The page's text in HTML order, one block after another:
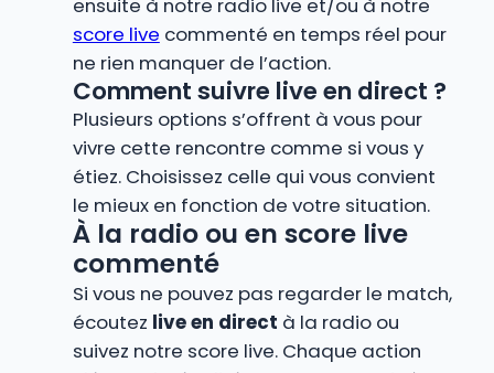
score live commenté en temps réel pour
ne rien manquer de l’action.
Comment suivre live en direct ?
Plusieurs options s’offrent à vous pour
vivre cette rencontre comme si vous y
étiez. Choisissez celle qui vous convient
le mieux en fonction de votre situation.
À la radio ou en score live
commenté
Si vous ne pouvez pas regarder le match,
écoutez live en direct à la radio ou
suivez notre score live. Chaque action